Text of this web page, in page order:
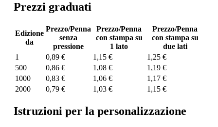
Prezzi graduati
Edizione
da
Prezzo/Penna
senza
pressione
Prezzo/Penna
con stampa su
1 lato
Prezzo/Penna
con stampa su
due lati
1
0,89 € 1,15 €
1,25 €
500
0,86 € 1,08 €
1,19 €
1000
0,83 € 1,06 €
1,17 €
2000
0,79 € 1,03 € 1,15 €
Istruzioni per la personalizzazione